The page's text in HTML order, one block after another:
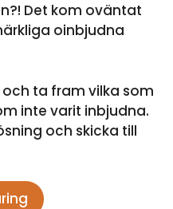
Det kom oväntat
oinbjudna
ta fram vilka som
inte varit inbjudna.
och skicka till